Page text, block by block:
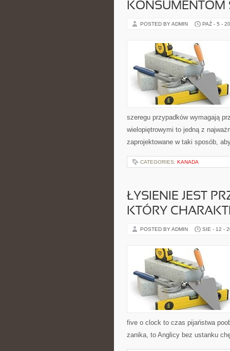
KONSUMENTOM
POSTED BY ADMIN PAŹ - 5 -
szeregu przypadków wymagają
wielopiętrowymi to jedną z
zaprojektowane w taki sposób,
CATEGORIES: KANADA
ŁYSIENIE JEST
KTÓRY
POSTED BY ADMIN SIE - 12 -
five o clock to czas pijaństwa
zanika, to Anglicy bez ustanku